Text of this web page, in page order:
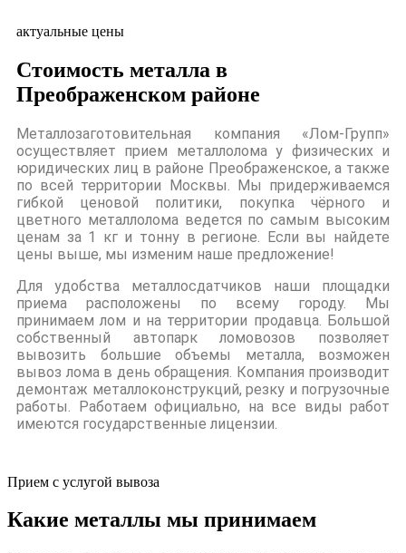
актуальные цены
Стоимость металла в
Преображенском районе
Металлозаготовительная компания «Лом-Групп»
осуществляет прием металлолома у физических и
юридических лиц в районе Преображенское, а также
по всей территории Москвы. Мы придерживаемся
гибкой ценовой политики, покупка чёрного и
цветного металлолома ведется по самым высоким
ценам за 1 кг и тонну в регионе. Если вы найдете
цены выше, мы изменим наше предложение!
Для удобства металлосдатчиков наши площадки
приема расположены по всему городу. Мы
принимаем лом и на территории продавца. Большой
собственный автопарк ломовозов позволяет
вывозить большие объемы металла, возможен
вывоз лома в день обращения. Компания производит
демонтаж металлоконструкций, резку и погрузочные
работы. Работаем официально, на все виды работ
имеются государственные лицензии.
Прием с услугой вывоза
Какие металлы мы принимаем